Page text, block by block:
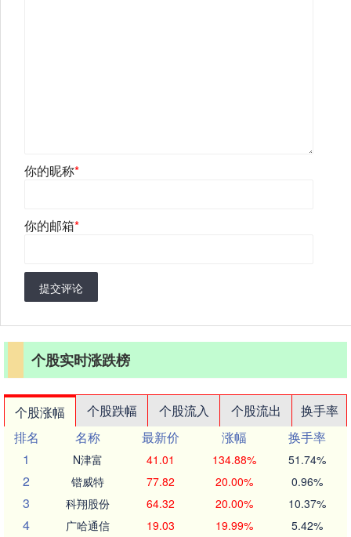
你的昵称*
你的邮箱*
提交评论
个股实时涨跌榜
个股涨幅 个股跌幅 个股流入 个股流出
换手率
排名
名称 最新价 涨幅
换手率
1
N津富 41.01 134.88% 51.74%
2 锴威特 77.82 20.00% 0.96%
3 科翔股份 64.32 20.00% 10.37%
4 广哈通信 19.03 19.99% 5.42%